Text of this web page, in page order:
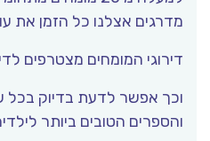
מדרגים אצלנו כל הזמן את
דירוגי המומחים מצטרפים
וכך אפשר לדעת בדיוק בכל
והספרים הטובים ביותר